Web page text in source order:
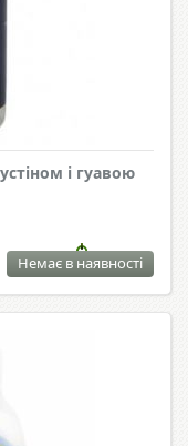
і гуавою
Немає в наявності